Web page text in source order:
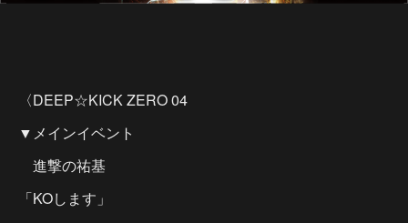
〈DEEP☆KICK ZERO 04
▼メインイベント
進撃の祐基
「KOします」